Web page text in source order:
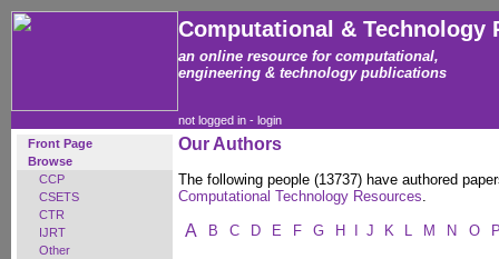
Computational & Technology
an online resource for computational,
engineering & technology publications
not logged in - login
Front Page
Browse
CCP
CSETS
CTR
IJRT
Other
Our Authors
The following people (13737) have authored
Computational Technology Resources.
A B C D E F G H J K L M N O